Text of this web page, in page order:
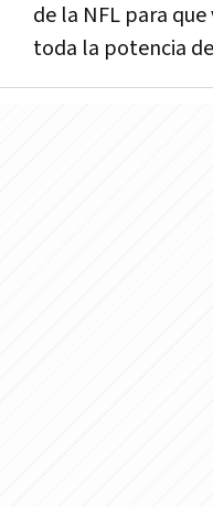
de la NFL para
toda la potencia